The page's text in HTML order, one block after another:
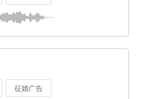
征婚广告